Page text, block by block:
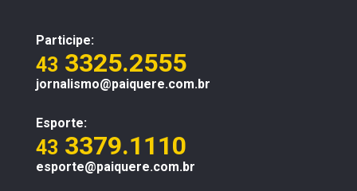
Participe:
43 3325.2555
jornalismo@paiquere.com.br
Esporte:
43 3379.1110
esporte@paiquere.com.br